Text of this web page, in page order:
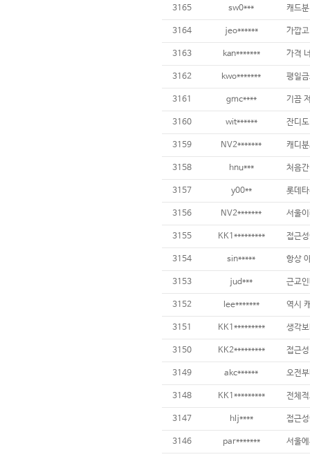
3165 sw0***
3164 jeo******
3163 kan*******
3162 kwo*******
3161 gmc****
3160 wit******
3159 NV2*******
3158 hnu***
3157 y00**
3156 NV2*******
3155 KK1*********
3154 sin*****
3153 jud***
3152 lee******* 역시
3151 KK1*********
3150 KK2*********
3149 akc******
3148 KK1*********
3147 hlj**** 접근
3146 par*******